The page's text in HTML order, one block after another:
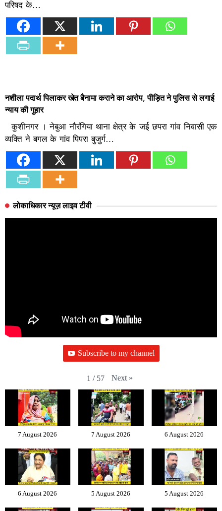
परिषद के…
नशीला पदार्थ पिलाकर खेत बैनामा कराने का आरोप, पीड़ित ने पुलिस से लगाई
न्याय की गुहार
कुशीनगर । नेबुआ नौरंगिया थाना क्षेत्र के जई छपरा गांव निवासी एक
व्यक्ति ने बगल के गांव पिपरा बुजुर्ग…
लोकाधिकार न्यूज़ लाइव टीवी
Subscribe to my channel
1 / 57 Next »
7 August 2026 7 August 2026 6 August 2026
6 August 2026 5 August 2026 5 August 2026